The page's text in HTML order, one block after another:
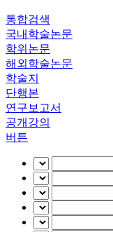
통합검색
국내학술논문
학위논문
해외학술논문
학술지
단행본
연구보고서
공개강의
버튼